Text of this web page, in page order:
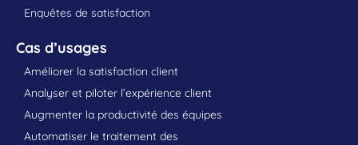
Enquêtes de satisfaction
Cas d’usages
Améliorer la satisfaction client
Analyser et piloter l’expérience client
Augmenter la productivité des équipes
Automatiser le traitement des